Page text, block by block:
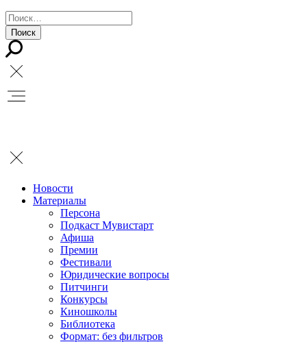
Новости
Материалы
Персона
Подкаст Мувистарт
Афиша
Премии
Фестивали
Юридические вопросы
Питчинги
Конкурсы
Киношколы
Библиотека
Формат: без фильтров